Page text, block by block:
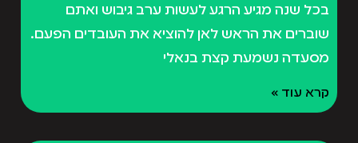
בכל שנה מגיע הרגע לעשות ערב גיבוש ואתם
שוברים את הראש לאן להוציא את העובדים הפעם.
מסעדה נשמעת קצת בנאלי
קרא עוד »